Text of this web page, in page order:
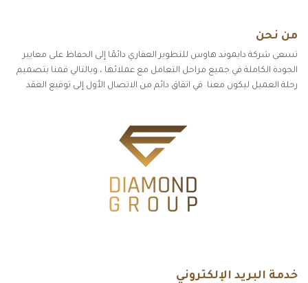
من نحن
تسعى شركة دايموند هاوس للتطوير العقاري دائمًا إلى الحفاظ على معايير
الجودة الكاملة في جميع مراحل التعامل مع عملائها ، وبالتالي قمنا بتصميم
رحلة العميل ليكون معنا في اتفاق دائم من الاتصال الأول إلى توقيع العقد
خدمة البريد الإلكتروني